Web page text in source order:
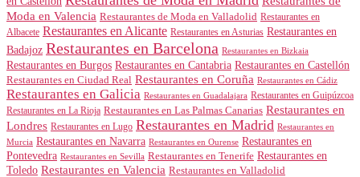
Moda en Valencia Restaurantes de Moda en Valladolid Restaurantes en
Albacete Restaurantes en Alicante Restaurantes en Asturias Restaurantes en
Badajoz Restaurantes en Barcelona Restaurantes en Bizkaia
Restaurantes en Burgos Restaurantes en Cantabria Restaurantes en Castellón
Restaurantes en Ciudad Real Restaurantes en Coruña Restaurantes en Cádiz
Restaurantes en Galicia Restaurantes en Guadalajara Restaurantes en Guipúzcoa
Restaurantes en La Rioja Restaurantes en Las Palmas Canarias Restaurantes en
Londres Restaurantes en Lugo Restaurantes en Madrid Restaurantes en
Murcia Restaurantes en Navarra Restaurantes en Ourense Restaurantes en
Pontevedra Restaurantes en Sevilla Restaurantes en Tenerife Restaurantes en
Toledo Restaurantes en Valencia Restaurantes en Valladolid